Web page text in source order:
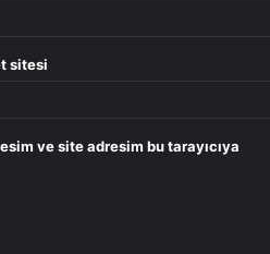
sitesi
ve site adresim bu tarayıcıya